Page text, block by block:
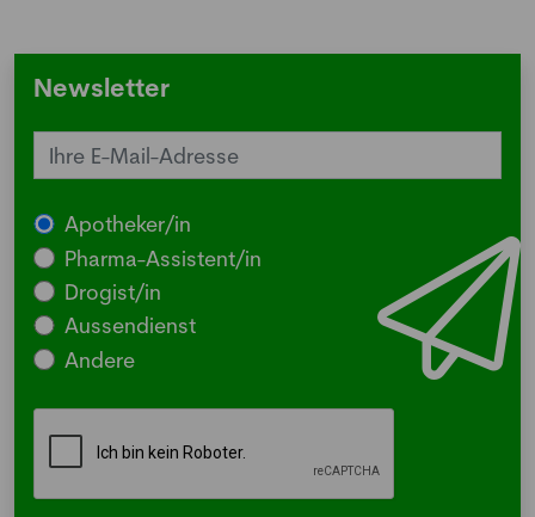
Newsletter
Apotheker/in
Pharma-Assistent/in
Drogist/in
Aussendienst
Andere